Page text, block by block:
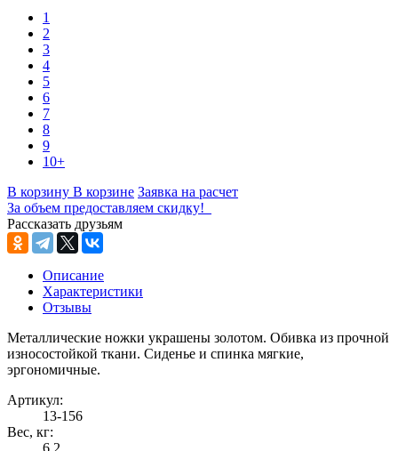
1
2
3
4
5
6
7
8
9
10+
В корзину В корзине Заявка на расчет
За объем предоставляем скидку!
Рассказать друзьям
Описание
Характеристики
Отзывы
Металлические ножки украшены золотом. Обивка из прочной
износостойкой ткани. Сиденье и спинка мягкие,
эргономичные.
Артикул:
13-156
Вес, кг: